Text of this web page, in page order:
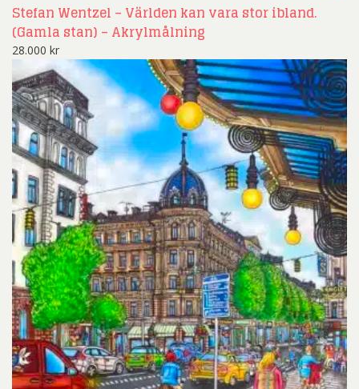
Stefan Wentzel – Världen kan vara stor ibland.
(Gamla stan) – Akrylmålning
28.000 kr